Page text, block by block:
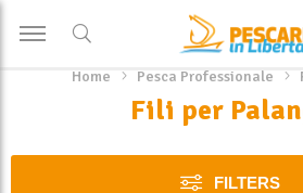
Home Pesca Professionale
Fili per
FILTERS